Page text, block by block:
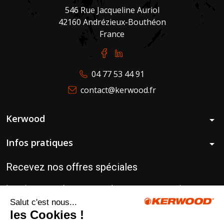
546 Rue Jacqueline Auriol
42160 Andrézieux-Bouthéon
France
04 77 53 44 91
contact@kerwood.fr
Kerwood
arrow_drop_down
Infos pratiques
arrow_drop_down
Recevez nos offres spéciales
Inscrivez-vous à notre newsletter pour recevoir
gratuitement nos conseils d’experts pour un matériel
toujours au top !